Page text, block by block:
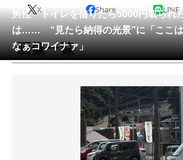
会員記事
メディア
注目記事を集めた総合ページ
ITの今と未来を見通す
スマホと通信の最新トレンド
進化するPCとデバイスの未来
男性「トイレを借りたら5000円取られ
は…… “見たら納得の光景”に「ここは
なぁコワイナァ」
X Share LINE
画像一覧